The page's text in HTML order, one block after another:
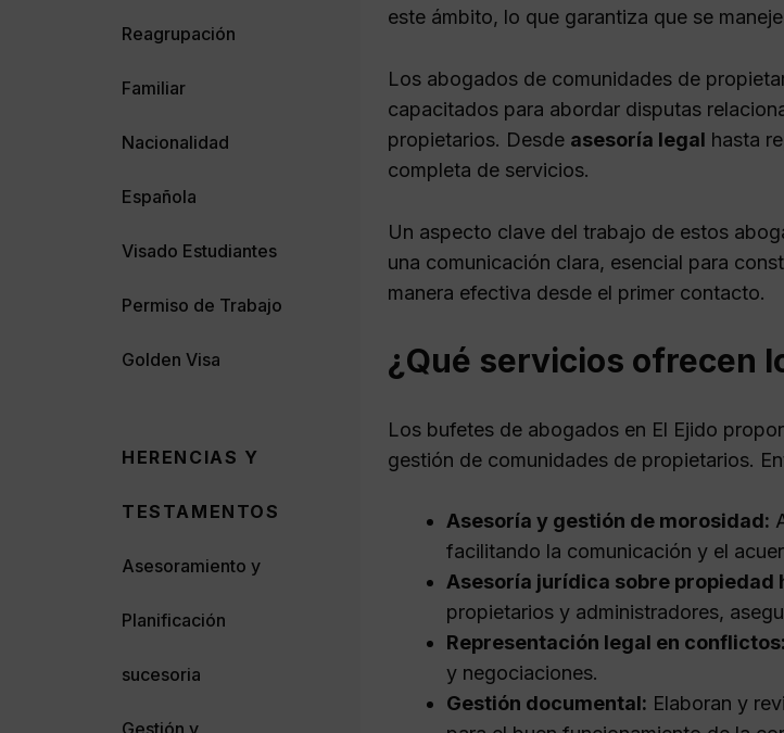
este ámbito, lo que garantiza que se
Los abogados de comunidades de
capacitados para abordar disputas
propietarios. Desde asesoría legal hasta
completa de servicios.
Un aspecto clave del trabajo de estos
una comunicación clara, esencial para
manera efectiva desde el primer contacto.
¿Qué servicios ofrecen
Los bufetes de abogados en El Ejido
gestión de comunidades de propietarios.
Asesoría y gestión de morosidad:
facilitando la comunicación y el
Asesoría jurídica sobre propiedad
propietarios y administradores,
Representación legal en conflictos:
y negociaciones.
Gestión documental: Elaboran y
Reagrupación
Familiar
Nacionalidad
Española
Visado Estudiantes
Permiso de Trabajo
Golden Visa
HERENCIAS Y
TESTAMENTOS
Asesoramiento y
Planificación
sucesoria
Gestión y